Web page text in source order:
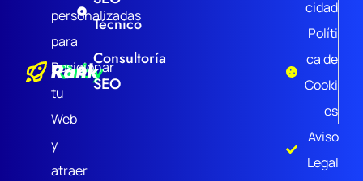
Orby
Rank
personalizadas
para
Posicionar
tu
Web
y
atraer
Técnico
Consultoría
SEO
cidad
Políti
ca de
Cooki
es
Aviso
Legal